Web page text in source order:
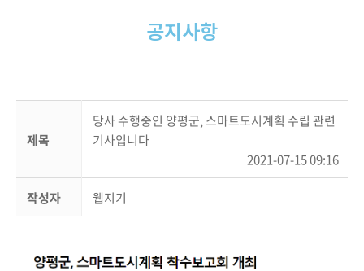
공지사항
제목
당사 수행중인 양평군, 스마트도시계획 수립 관련
기사입니다
2021-07-15 09:16
작성자 웹지기